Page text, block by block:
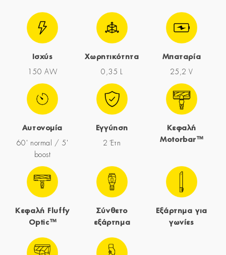
Ισχύς
150 AW
Χωρητικότητα
0,35 L
Μπαταρία
25,2 V
Αυτονομία
60' normal / 5'
boost
Εγγύηση
2 Έτη
Κεφαλή
Motorbar™
Κεφαλή Fluffy
Optic™
Σύνθετο
εξάρτημα
Εξάρτημα για
γωνίες